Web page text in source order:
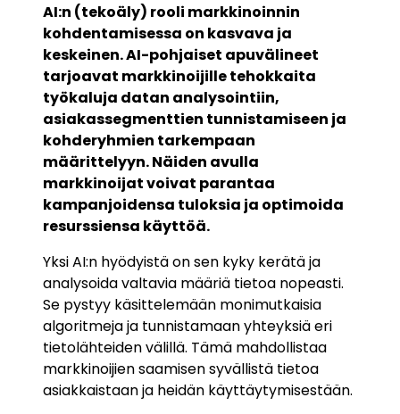
AI:n (tekoäly) rooli markkinoinnin
kohdentamisessa on kasvava ja
keskeinen. AI-pohjaiset apuvälineet
tarjoavat markkinoijille tehokkaita
työkaluja datan analysointiin,
asiakassegmenttien tunnistamiseen ja
kohderyhmien tarkempaan
määrittelyyn. Näiden avulla
markkinoijat voivat parantaa
kampanjoidensa tuloksia ja optimoida
resurssiensa käyttöä.
Yksi AI:n hyödyistä on sen kyky kerätä ja
analysoida valtavia määriä tietoa nopeasti.
Se pystyy käsittelemään monimutkaisia
algoritmeja ja tunnistamaan yhteyksiä eri
tietolähteiden välillä. Tämä mahdollistaa
markkinoijien saamisen syvällistä tietoa
asiakkaistaan ja heidän käyttäytymisestään.